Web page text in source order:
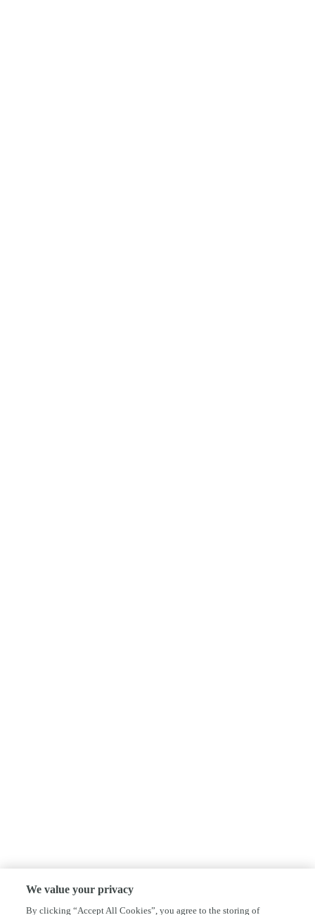
We value your privacy
By clicking “Accept All Cookies”, you agree to the storing of